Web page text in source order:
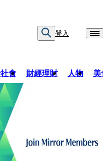
登入
會 財經理財 人物 美